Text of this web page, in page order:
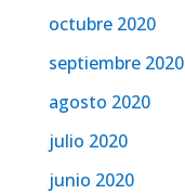
octubre 2020
septiembre 2020
agosto 2020
julio 2020
junio 2020